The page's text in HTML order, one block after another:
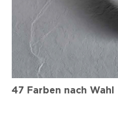
47 Farben nach Wahl